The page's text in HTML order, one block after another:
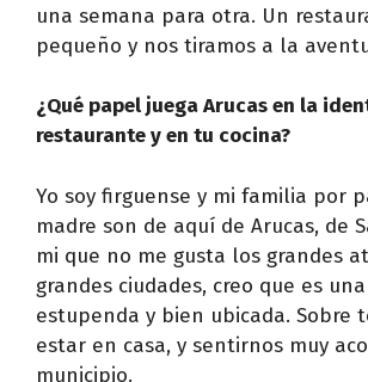
una semana para otra. Un
pequeño y nos tiramos a la
¿Qué papel juega Arucas en la
restaurante y en tu cocina?
Yo soy firguense y mi familia por
madre son de aquí de Arucas, de
mi que no me gusta los grandes
grandes ciudades, creo que es
estupenda y bien ubicada. Sobre
estar en casa, y sentirnos muy
municipio.